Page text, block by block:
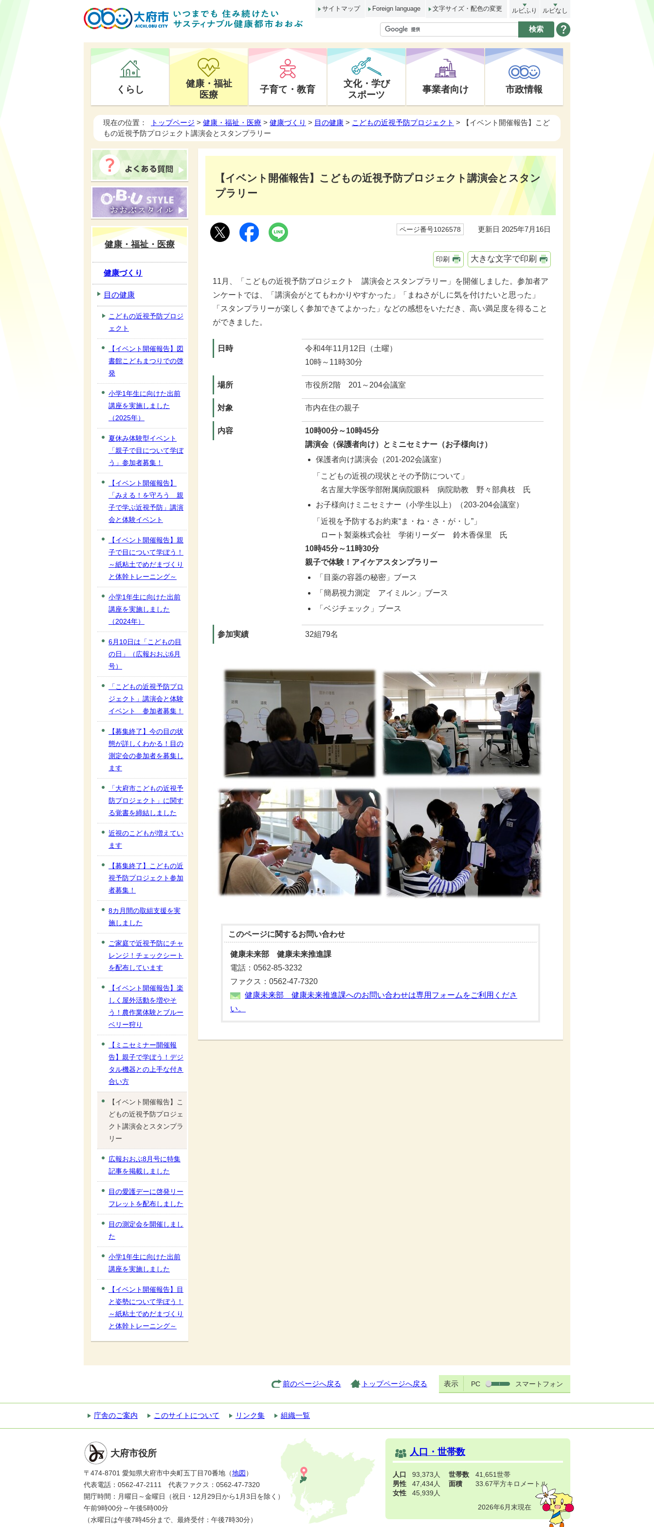
サイトマップ Foreign language 文字サイズ・配色の変更 ルビふり ルビなし
くらし
健康・福祉
医療
子育て・教育
文化・学び
スポーツ
事業者向け 市政情報
現在の位置： トップページ > 健康・福祉・医療 > 健康づくり > 目の健康 > こどもの近視予防プロジェクト > 【イベント開催報告】こど
もの近視予防プロジェクト講演会とスタンプラリー
【イベント開催報告】こどもの近視予防プロジェクト講演会とスタン
プラリー
ページ番号1026578 更新日 2025年7月16日
印刷 大きな文字で印刷
11月、「こどもの近視予防プロジェクト 講演会とスタンプラリー」を開催しました。参加者ア
ンケートでは、「講演会がとてもわかりやすかった」「まねさがしに気を付けたいと思った」
「スタンプラリーが楽しく参加できてよかった」などの感想をいただき、高い満足度を得ること
ができました。
日時
令和4年11月12日（土曜）
10時～11時30分
場所 市役所2階 201～204会議室
対象 市内在住の親子
内容
10時00分～10時45分
講演会（保護者向け）とミニセミナー（お子様向け）
保護者向け講演会（201-202会議室）
「こどもの近視の現状とその予防について」
名古屋大学医学部附属病院眼科 病院助教 野々部典枝 氏
お子様向けミニセミナー（小学生以上）（203-204会議室）
「近視を予防するお約束“ま・ね・さ・が・し”」
ロート製薬株式会社 学術リーダー 鈴木香保里 氏
10時45分～11時30分
親子で体験！アイケアスタンプラリー
「目薬の容器の秘密」ブース
「簡易視力測定 アイミルン」ブース
「ベジチェック」ブース
参加実績 32組79名
このページに関するお問い合わせ
健康未来部 健康未来推進課
電話：0562-85-3232
ファクス：0562-47-7320
健康未来部 健康未来推進課へのお問い合わせは専用フォームをご利用くださ
い。
健康・福祉・医療
健康づくり
目の健康
こどもの近視予防プロジ
ェクト
【イベント開催報告】図
書館こどもまつりでの啓
発
小学1年生に向けた出前
講座を実施しました
（2025年）
夏休み体験型イベント
「親子で目について学ぼ
う」参加者募集！
【イベント開催報告】
「みえる！を守ろう 親
子で学ぶ近視予防」講演
会と体験イベント
【イベント開催報告】親
子で目について学ぼう！
～紙粘土でめだまづくり
と体幹トレーニング～
小学1年生に向けた出前
講座を実施しました
（2024年）
6月10日は「こどもの目
の日」（広報おおぶ6月
号）
「こどもの近視予防プロ
ジェクト」講演会と体験
イベント 参加者募集！
【募集終了】今の目の状
態が詳しくわかる！目の
測定会の参加者を募集し
ます
「大府市こどもの近視予
防プロジェクト」に関す
る覚書を締結しました
近視のこどもが増えてい
ます
【募集終了】こどもの近
視予防プロジェクト参加
者募集！
8カ月間の取組支援を実
施しました
ご家庭で近視予防にチャ
レンジ！チェックシート
を配布しています
【イベント開催報告】楽
しく屋外活動を増やそ
う！農作業体験とブルー
ベリー狩り
【ミニセミナー開催報
告】親子で学ぼう！デジ
タル機器との上手な付き
合い方
【イベント開催報告】こ
どもの近視予防プロジェ
クト講演会とスタンプラ
リー
広報おおぶ8月号に特集
記事を掲載しました
目の愛護デーに啓発リー
フレットを配布しました
目の測定会を開催しまし
た
小学1年生に向けた出前
講座を実施しました
【イベント開催報告】目
と姿勢について学ぼう！
～紙粘土でめだまづくり
と体幹トレーニング～
前のページへ戻る トップページへ戻る 表示 PC スマートフォン
庁舎のご案内 このサイトについて リンク集 組織一覧
大府市役所
〒474-8701 愛知県大府市中央町五丁目70番地（地図 ）
代表電話：0562-47-2111 代表ファクス：0562-47-7320
開庁時間：月曜日～金曜日（祝日・12月29日から1月3日を除く）
午前9時00分～午後5時00分
（水曜日は午後7時45分まで、最終受付：午後7時30分）
人口・世帯数
人口
93,373人
男性
47,434人
女性
45,939人
世帯数
41,651世帯
面積
33.67平方キロメートル
2026年6月末現在